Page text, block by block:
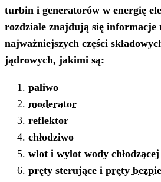
turbin i generatorów w energię
rozdziale znajdują się informacje
najważniejszych części
jądrowych, jakimi są:
paliwo
moderator
reflektor
chłodziwo
wlot i wylot wody chłodzącej
pręty sterujące i pręty